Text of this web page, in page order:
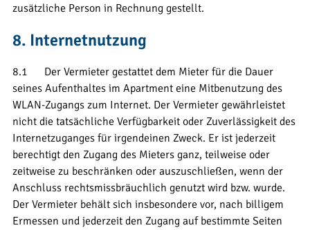
zusätzliche Person in Rechnung gestellt.
8. Internetnutzung
8.1 Der Vermieter gestattet dem Mieter für die Dauer
seines Aufenthaltes im Apartment eine Mitbenutzung des
WLAN-Zugangs zum Internet. Der Vermieter gewährleistet
nicht die tatsächliche Verfügbarkeit oder Zuverlässigkeit des
Internetzuganges für irgendeinen Zweck. Er ist jederzeit
berechtigt den Zugang des Mieters ganz, teilweise oder
zeitweise zu beschränken oder auszuschließen, wenn der
Anschluss rechtsmissbräuchlich genutzt wird bzw. wurde.
Der Vermieter behält sich insbesondere vor, nach billigem
Ermessen und jederzeit den Zugang auf bestimmte Seiten